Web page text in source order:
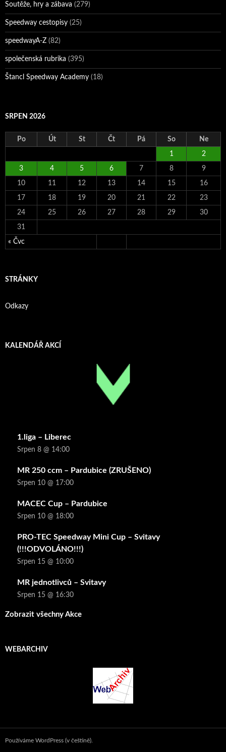
Soutěže, hry a zábava (279)
Speedway cestopisy (25)
speedwayA-Z (82)
společenská rubrika (395)
Štancl Speedway Academy (18)
SRPEN 2026
Po Út St Čt Pá So Ne
« Čvc
1 2
3 4 5 6 7 8 9
10 11 12 13 14 15 16
17 18 19 20 21 22 23
24 25 26 27 28 29 30
31
STRÁNKY
Odkazy
KALENDÁŘ AKCÍ
1.liga – Liberec
Srpen 8 @ 14:00
MR 250 ccm – Pardubice (ZRUŠENO)
Srpen 10 @ 17:00
MACEC Cup – Pardubice
Srpen 10 @ 18:00
PRO-TEC Speedway Mini Cup – Svitavy
(!!!ODVOLÁNO!!!)
Srpen 15 @ 10:00
MR jednotlivců – Svitavy
Srpen 15 @ 16:30
Zobrazit všechny Akce
WEBARCHIV
Používáme WordPress (v češtině).